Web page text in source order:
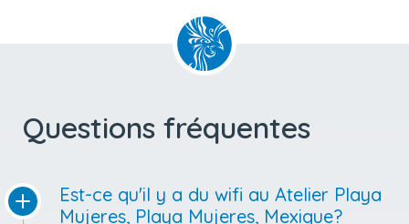
Questions fréquentes
Est-ce qu'il y a du wifi au Atelier Playa
Mujeres, Playa Mujeres, Mexique?